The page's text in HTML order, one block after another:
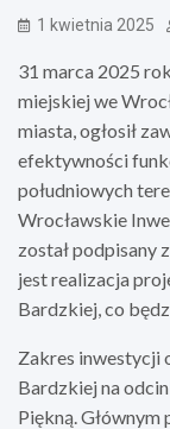
1 kwietnia 2025
31 marca 2025
miejskiej we
miasta, ogłosił
efektywności
południowych
Wrocławskie
został podpisany
jest realizacja
Bardzkiej, co
Zakres inwestycji
Bardzkiej na
Piękną.